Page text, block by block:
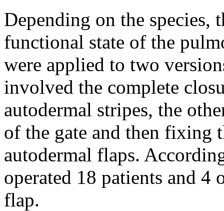
Depending on the species,
functional state of the
were applied to two
involved the complete
autodermal stripes, the
of the gate and then fixing
autodermal flaps.
operated 18 patients and
flap.